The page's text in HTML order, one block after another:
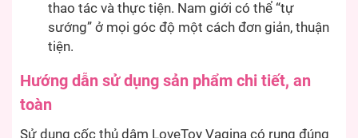
thao tác và thực tiện. Nam giới có thể “tự
sướng” ở mọi góc độ một cách đơn giản, thuận
tiện.
Hướng dẫn sử dụng sản phẩm chi tiết, an
toàn
Sử dụng cốc thủ dâm LoveToy Vagina có rung đúng